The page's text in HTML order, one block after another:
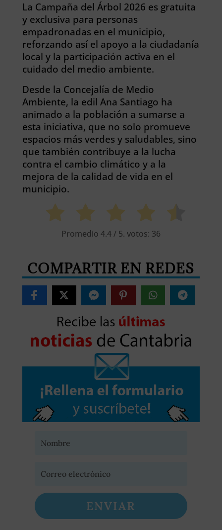
La Campaña del Árbol 2026 es gratuita
y exclusiva para personas
empadronadas en el municipio,
reforzando así el apoyo a la ciudadanía
local y la participación activa en el
cuidado del medio ambiente.
Desde la Concejalía de Medio
Ambiente, la edil Ana Santiago ha
animado a la población a sumarse a
esta iniciativa, que no solo promueve
espacios más verdes y saludables, sino
que también contribuye a la lucha
contra el cambio climático y a la
mejora de la calidad de vida en el
municipio.
Promedio 4.4/ 5. votos: 36
COMPARTIR EN REDES
ENVIAR